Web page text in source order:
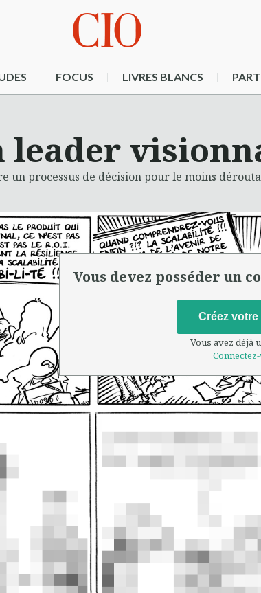
FOCUS LIVRES BLANCS
leader
un processus de décision pour le moins
Vous devez posséder un
Créez
Vous avez déjà